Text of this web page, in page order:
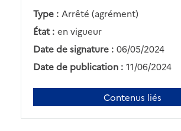
Type : Arrêté (agrément)
État : en vigueur
Date de signature : 06/05/2024
Date de publication : 11/06/2024
Contenus liés